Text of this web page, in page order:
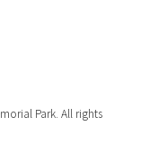
Park. All rights